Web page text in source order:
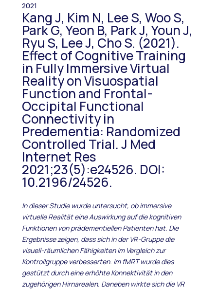
2021
Kang J, Kim N, Lee S, Woo S,
Park G, Yeon B, Park J, Youn J,
Ryu S, Lee J, Cho S. (2021).
Effect of Cognitive Training
in Fully Immersive Virtual
Reality on Visuospatial
Function and Frontal-
Occipital Functional
Connectivity in
Predementia: Randomized
Controlled Trial. J Med
Internet Res
2021;23(5):e24526. DOI:
10.2196/24526.
In dieser Studie wurde untersucht, ob immersive
virtuelle Realität eine Auswirkung auf die kognitiven
Funktionen von prädementiellen Patienten hat. Die
Ergebnisse zeigen, dass sich in der VR-Gruppe die
visuell-räumlichen Fähigkeiten im Vergleich zur
Kontrollgruppe verbesserten. Im fMRT wurde dies
gestützt durch eine erhöhte Konnektivität in den
zugehörigen Hirnarealen. Daneben wirkte sich die VR